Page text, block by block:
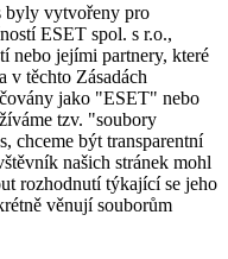
byly vytvořeny pro
ESET spol. s r.o.,
nebo jejími partnery, které
v těchto Zásadách
jako "ESET" nebo
tzv. "soubory
chceme být transparentní
našich stránek mohl
rozhodnutí týkající se jeho
věnují souborům